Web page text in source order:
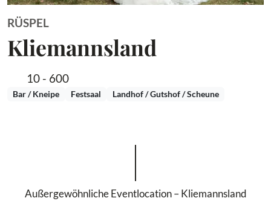
RÜSPEL
Kliemannsland
10 - 600
Bar / Kneipe Festsaal Landhof / Gutshof / Scheune
Außergewöhnliche Eventlocation – Kliemannsland